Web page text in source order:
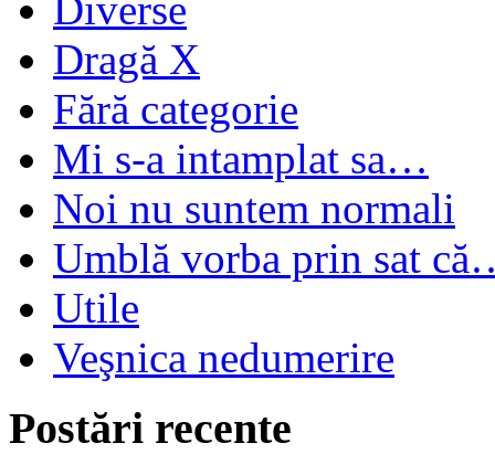
Dragă X
Fără categorie
Mi s-a intamplat sa…
Noi nu suntem normali
Umblă vorba prin sat
Utile
Veşnica nedumerire
Postări recente